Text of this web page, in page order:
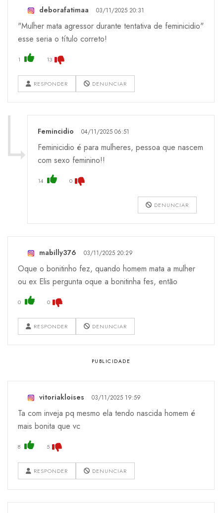
deborafatimaa 03/11/2025 20:31
"Mulher mata agressor durante tentativa de feminicidio"
esse seria o título correto!
1 13
RESPONDER DENUNCIAR
Femincidio 04/11/2025 06:51
Feminicidio é para mulheres, pessoa que nascem
com sexo feminino!!
14 0
DENUNCIAR
mabilly376 03/11/2025 20:29
Oque o bonitinho fez, quando homem mata a mulher
ou ex Elis pergunta oque a bonitinha fes, então
0 0
RESPONDER DENUNCIAR
vitoriakloises 03/11/2025 19:59
Ta com inveja pq mesmo ela tendo nascida homem é
mais bonita que vc
8 5
RESPONDER DENUNCIAR